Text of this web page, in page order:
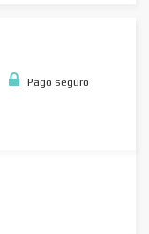
Pago seguro